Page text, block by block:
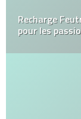
Recharge
pour les